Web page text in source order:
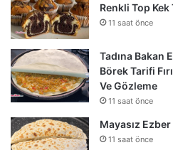
Renkli Top Kek
11 saat önce
Tadına Bakan
Börek Tarifi
Ve Gözleme
11 saat önce
Mayasız
11 saat önce